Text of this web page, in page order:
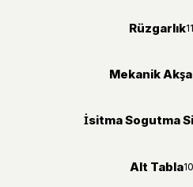
Rüzgarlık
Mekanik
İsitma Sogutma
Alt Tabla